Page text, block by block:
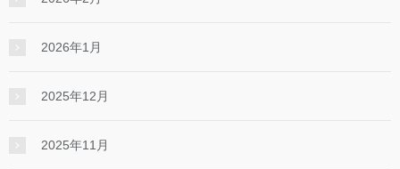
2026年1月
2025年12月
2025年11月